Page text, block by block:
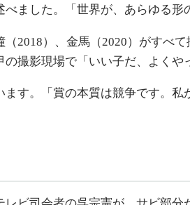
ました。「世界が、あらゆる形
（2018）、金馬（2020）がすべ
撮影現場で「いい子だ、よくや
す。「賞の本質は競争です。